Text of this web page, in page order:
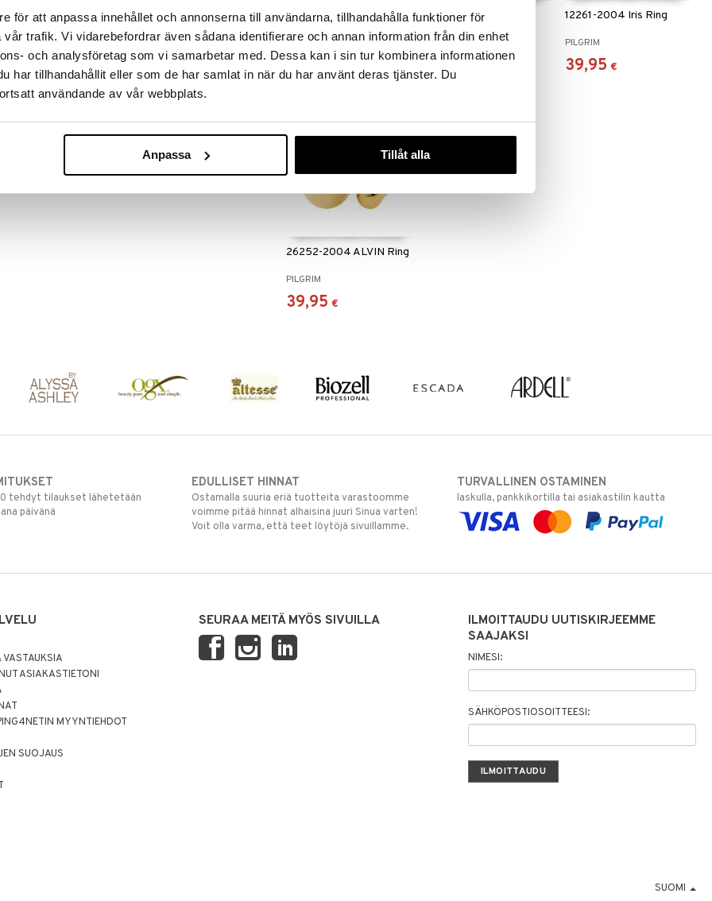
för att anpassa innehållet och annonserna till användarna, tillhandahålla funktioner för
trafik. Vi vidarebefordrar även sådana identifierare och annan information från din enhet
och analysföretag som vi samarbetar med. Dessa kan i sin tur kombinera informationen
har tillhandahållit eller som de har samlat in när du har använt deras tjänster. Du
användande av vår webbplats.
Anpassa Tillåt alla
tuo sormeesi pienen palan runoutta, joka kiertyy
suunniteltu pienillä lehdillä ja hienoilla
valoa ja antavat pehmeän käsintehdyn
joka on täynnä kevään sielukasta energiaa ja
helposti mukautettavan sinulle. Yhdistä kiiltävän
kesämekkosi kanssa saadaksesi rauhallisen
laadusta 99% kierrätetystä materiaalista –
61261-6004 AJANI Ring
PILGRIM
37,95
63253-2014 Lulu Bow
Stack Ring
PILGRIM
24,95
12261-2004 Iris Ring
PILGRIM
39,95 €
26252-2004 ALVIN Ring
PILGRIM
39,95 €
tehdyt tilaukset lähetetään
päivänä
EDULLISET HINNAT
Ostamalla suuria eriä tuotteita varastoomme
voimme pitää hinnat alhaisina juuri Sinua varten!
Voit olla varma, että teet löytöjä sivuillamme.
TURVALLINEN OSTAMINEN
laskulla, pankkikortilla tai asiakastilin kautta
ASIAKASTIETONI
MYYNTIEHDOT
SUOJAUS
SEURAA MEITÄ MYÖS SIVUILLA
ILMOITTAUDU UUTISKIRJEEMME
SAAJAKSI
NIMESI:
SÄHKÖPOSTIOSOITTEESI:
SUOMI